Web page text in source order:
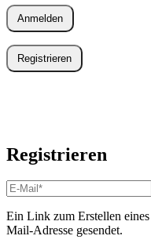
Anmelden
Registrieren
Registrieren
E-
Mail-
Adresse*
Erforderlich
Ein Link zum Erstellen
Mail-Adresse gesendet.